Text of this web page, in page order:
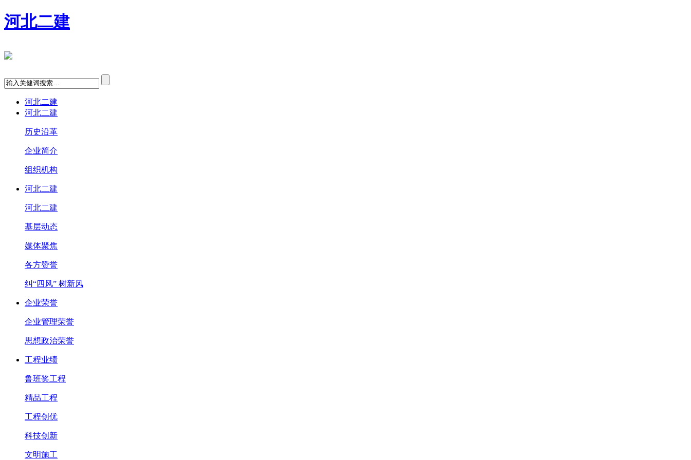
河北二建
河北二建
河北二建
历史沿革
企业简介
组织机构
河北二建
河北二建
基层动态
媒体聚焦
各方赞誉
纠“四风” 树新风
企业荣誉
企业管理荣誉
思想政治荣誉
工程业绩
鲁班奖工程
精品工程
工程创优
科技创新
文明施工